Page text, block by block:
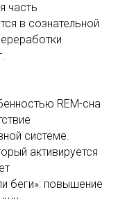
часть
в сознательной
REM-сна
системе.
активируется
беги»: повышение